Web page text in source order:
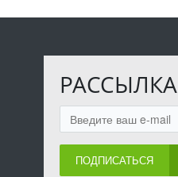
РАССЫЛКА
ПОДПИСАТЬСЯ